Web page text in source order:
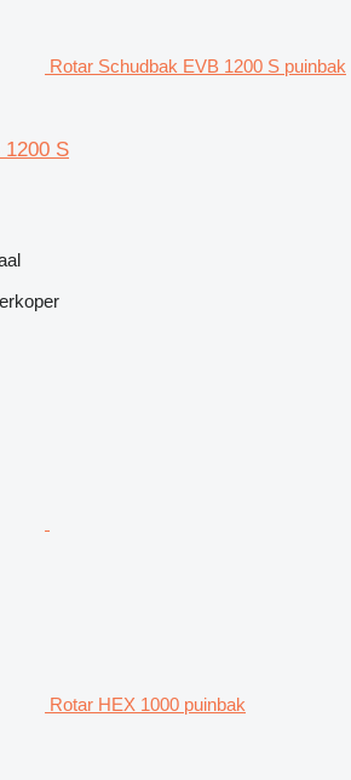
Rotar Schudbak EVB 1200 S puinbak
1200 S
Rotar HEX 1000 puinbak